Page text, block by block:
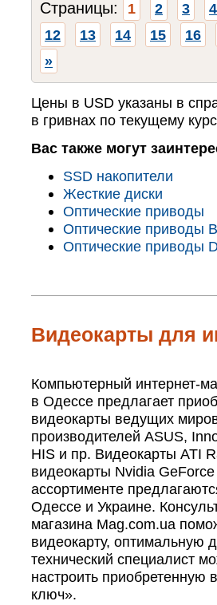
Страницы: 1 2 3
4
12
13 14 15
16
»
Цены в USD указаны в
в гривнах по текущему
Вас также могут
SSD накопители
Жесткие диски
Оптические приводы
Оптические приводы
Оптические приводы
Видеокарты для
Компьютерный интернет-
в Одессе предлагает
видеокарты ведущих
производителей ASUS,
HIS и пр. Видеокарты ATI
видеокарты Nvidia
ассортименте
Одессе и Украине.
магазина Mag.com.ua
видеокарту, оптимальную
технический специалист
настроить приобретенную
ключ».